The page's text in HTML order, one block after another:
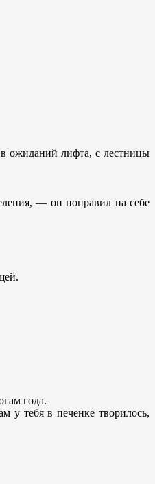
в ожиданий лифта, с лестницы
— он поправил на себе
года.
у тебя в печенке творилось,